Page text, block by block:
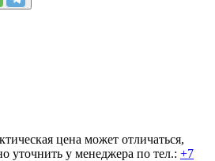
цена может отличаться,
уточнить у менеджера по тел.: +7